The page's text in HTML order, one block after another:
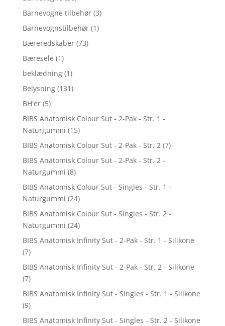
Barnevogne tilbehør (3)
Barnevognstilbehør (1)
Bæreredskaber (73)
Bæresele (1)
beklædning (1)
Belysning (131)
BH'er (5)
BIBS Anatomisk Colour Sut - 2-Pak - Str. 1 -
Naturgummi (15)
BIBS Anatomisk Colour Sut - 2-Pak - Str. 2 (7)
BIBS Anatomisk Colour Sut - 2-Pak - Str. 2 -
Naturgummi (8)
BIBS Anatomisk Colour Sut - Singles - Str. 1 -
Naturgummi (24)
BIBS Anatomisk Colour Sut - Singles - Str. 2 -
Naturgummi (24)
BIBS Anatomisk Infinity Sut - 2-Pak - Str. 1 - Silikone
(7)
BIBS Anatomisk Infinity Sut - 2-Pak - Str. 2 - Silikone
(7)
BIBS Anatomisk Infinity Sut - Singles - Str. 1 - Silikone
(9)
BIBS Anatomisk Infinity Sut - Singles - Str. 2 - Silikone